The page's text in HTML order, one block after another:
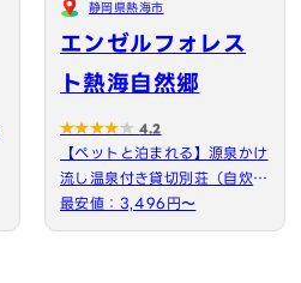
静岡県熱海市
エンゼルフォレス
ト熱海自然郷
4.2
【ペットと泊まれる】源泉かけ
流し温泉付き貸切別荘（自炊O
K）全別荘内装リフォーム…
最安値：3,496円〜